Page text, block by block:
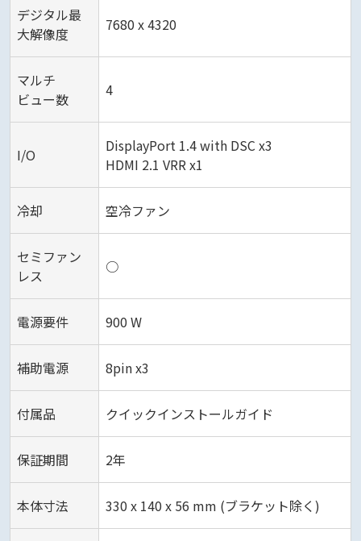
デジタル最
大解像度
7680 x 4320
マルチ
ビュー数
4
I/O
DisplayPort 1.4 with DSC x3
HDMI 2.1 VRR x1
冷却 空冷ファン
セミファン
レス
○
電源要件 900 W
補助電源 8pin x3
付属品 クイックインストールガイド
保証期間 2年
本体寸法 330 x 140 x 56 mm (ブラケット除く)